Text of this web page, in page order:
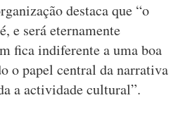
destaca que “o
e será eternamente
fica indiferente a uma boa
o papel central da narrativa
a actividade cultural”.